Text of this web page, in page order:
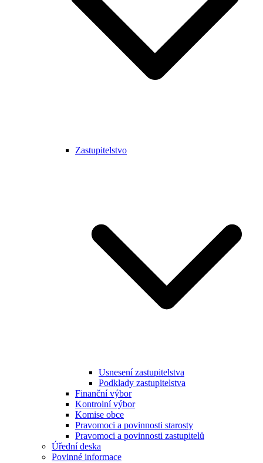
Zastupitelstvo
Usnesení zastupitelstva
Podklady zastupitelstva
Finanční výbor
Kontrolní výbor
Komise obce
Pravomoci a povinnosti starosty
Pravomoci a povinnosti zastupitelů
Úřední deska
Povinné informace